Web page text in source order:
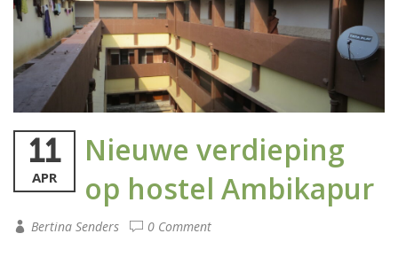
11
APR
Nieuwe verdieping
op hostel Ambikapur
Bertina Senders 0 Comment